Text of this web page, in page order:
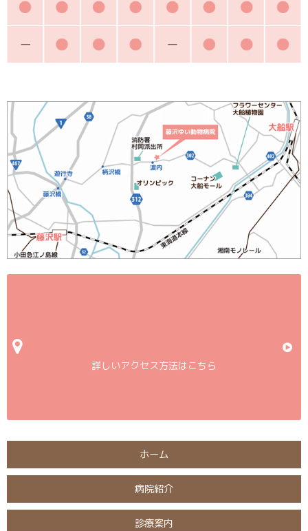
詳しいアクセス方法はこちら
ホーム
病院紹介
診療案内